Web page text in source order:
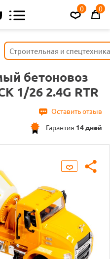
0 0
Строительная и спецтехника
бетоновоз
1/26 2.4G RTR
Оставить отзыв
Гарантия 14 дней